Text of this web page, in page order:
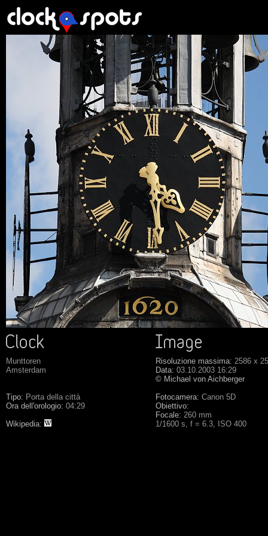
Munttoren
Amsterdam
Tipo: Porta della città
Ora dell'orologio: 04:29
Wikipedia:
Risoluzione massima: 2586 x
Data: 03.10.2003 16:29
© Michael von Aichberger
Fotocamera: Canon 5D
Obiettivo:
Focale: 260 mm
1/1600 s, f = 6.3, ISO 400